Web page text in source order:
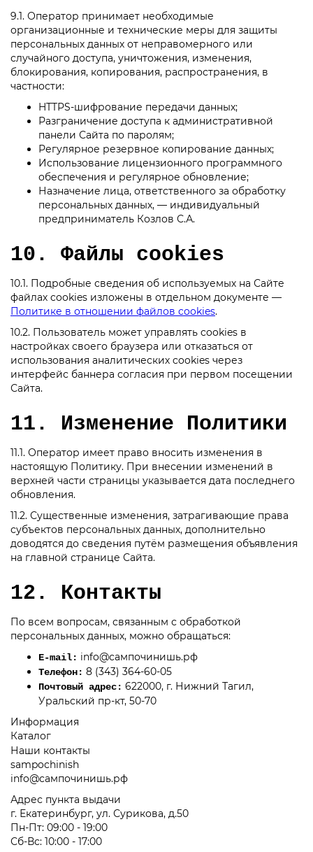
9.1. Оператор принимает необходимые
организационные и технические меры для защиты
персональных данных от неправомерного или
случайного доступа, уничтожения, изменения,
блокирования, копирования, распространения, в
частности:
HTTPS-шифрование передачи данных;
Разграничение доступа к административной
панели Сайта по паролям;
Регулярное резервное копирование данных;
Использование лицензионного программного
обеспечения и регулярное обновление;
Назначение лица, ответственного за обработку
персональных данных, — индивидуальный
предприниматель Козлов С.А.
10. Файлы cookies
10.1. Подробные сведения об используемых на Сайте
файлах cookies изложены в отдельном документе —
Политике в отношении файлов cookies.
10.2. Пользователь может управлять cookies в
настройках своего браузера или отказаться от
использования аналитических cookies через
интерфейс баннера согласия при первом посещении
Сайта.
11. Изменение Политики
11.1. Оператор имеет право вносить изменения в
настоящую Политику. При внесении изменений в
верхней части страницы указывается дата последнего
обновления.
11.2. Существенные изменения, затрагивающие права
субъектов персональных данных, дополнительно
доводятся до сведения путём размещения объявления
на главной странице Сайта.
12. Контакты
По всем вопросам, связанным с обработкой
персональных данных, можно обращаться:
E-mail: info@сампочинишь.рф
Телефон: 8 (343) 364-60-05
Почтовый адрес: 622000, г. Нижний Тагил,
Уральский пр-кт, 50-70
Информация
Каталог
Наши контакты
sampochinish
info@сампочинишь.рф
Адрес пункта выдачи
г. Екатеринбург, ул. Сурикова, д.50
Пн-Пт: 09:00 - 19:00
Сб-Вс: 10:00 - 17:00